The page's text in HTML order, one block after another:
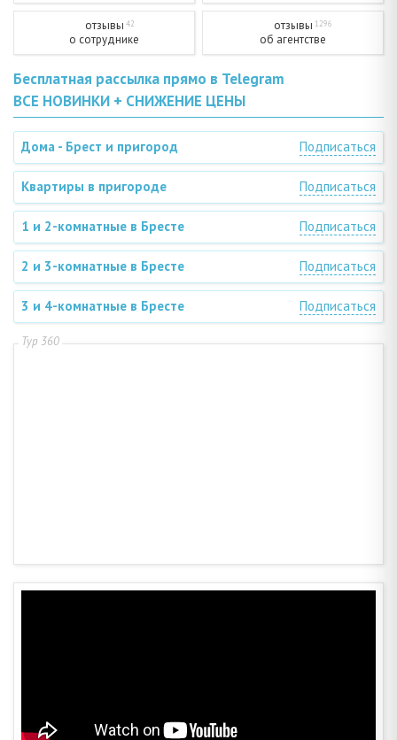
отзывы 42
о сотруднике
отзывы 1296
об агентстве
Бесплатная рассылка прямо в Telegram
ВСЕ НОВИНКИ + СНИЖЕНИЕ ЦЕНЫ
Дома - Брест и пригород Подписаться
Квартиры в пригороде Подписаться
1 и 2-комнатные в Бресте Подписаться
2 и 3-комнатные в Бресте Подписаться
3 и 4-комнатные в Бресте Подписаться